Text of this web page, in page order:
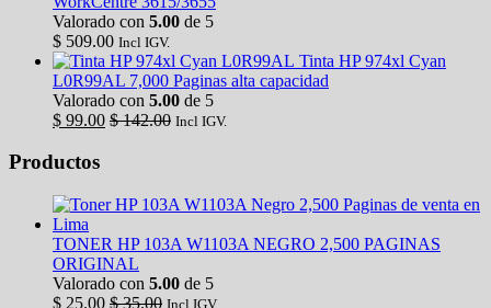
Valorado con 5.00 de 5
$ 509.00 Incl IGV.
Tinta HP 974xl Cyan
L0R99AL 7,000 Paginas alta capacidad
Valorado con 5.00 de 5
$ 99.00 $142.00 Incl IGV.
Productos
TONER HP 103A W1103A NEGRO 2,500 PAGINAS
ORIGINAL
Valorado con 5.00 de 5
$ 25.00 $35.00 Incl IGV.